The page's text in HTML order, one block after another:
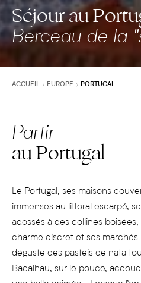
Séjour au
Berceau de la
ACCUEIL EUROPE PORTUGAL
Partir
au Portugal
Le Portugal, ses maisons
immenses au littoral escarpé,
adossés à des collines
charme discret et ses marchés
déguste des pasteis de nata
Bacalhau, sur le pouce,